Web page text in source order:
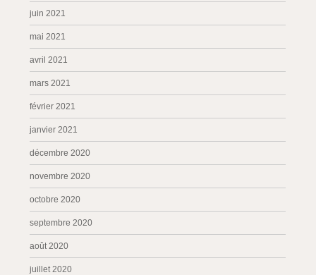
juin 2021
mai 2021
avril 2021
mars 2021
février 2021
janvier 2021
décembre 2020
novembre 2020
octobre 2020
septembre 2020
août 2020
juillet 2020